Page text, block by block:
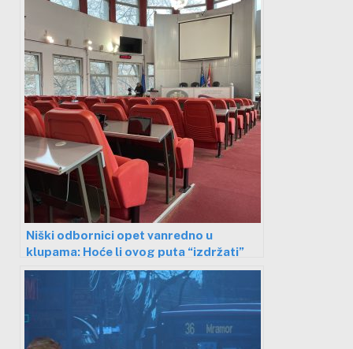
Niški odbornici opet vanredno u
klupama: Hoće li ovog puta “izdržati”
duže od 5 minuta?